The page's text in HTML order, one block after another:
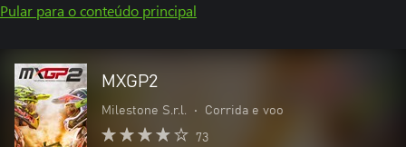
Pular para o conteúdo principal
MXGP2
Milestone S.r.l. • Corrida e voo
73